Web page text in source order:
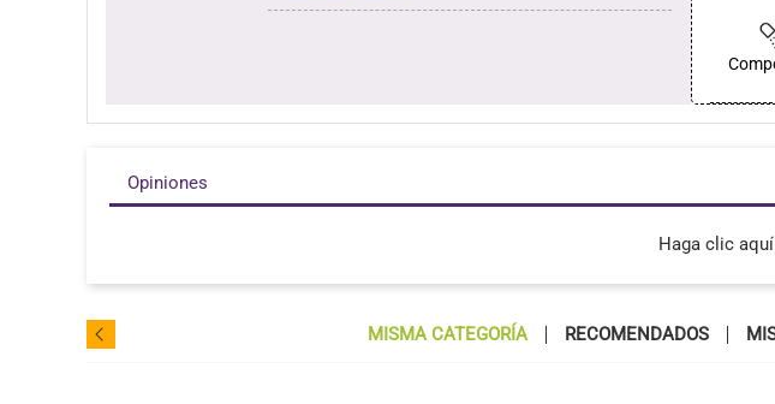
Opiniones
Haga clic
MISMA CATEGORÍA RECOMENDADOS